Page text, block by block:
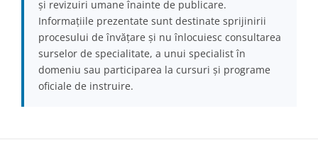
și revizuiri umane înainte de publicare.
Informațiile prezentate sunt destinate sprijinirii
procesului de învățare și nu înlocuiesc consultarea
surselor de specialitate, a unui specialist în
domeniu sau participarea la cursuri și programe
oficiale de instruire.